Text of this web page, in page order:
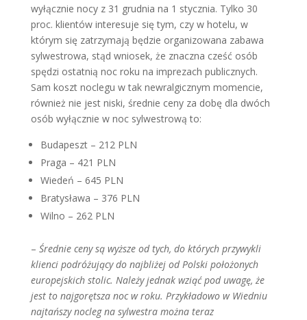
wyłącznie nocy z 31 grudnia na 1 stycznia. Tylko 30
proc. klientów interesuje się tym, czy w hotelu, w
którym się zatrzymają będzie organizowana zabawa
sylwestrowa, stąd wniosek, że znaczna cześć osób
spędzi ostatnią noc roku na imprezach publicznych.
Sam koszt noclegu w tak newralgicznym momencie,
również nie jest niski, średnie ceny za dobę dla dwóch
osób wyłącznie w noc sylwestrową to:
Budapeszt – 212 PLN
Praga – 421 PLN
Wiedeń – 645 PLN
Bratysława – 376 PLN
Wilno – 262 PLN
– Średnie ceny są wyższe od tych, do których przywykli
klienci podróżujący do najbliżej od Polski położonych
europejskich stolic. Należy jednak wziąć pod uwagę, że
jest to najgorętsza noc w roku. Przykładowo w Wiedniu
najtańszy nocleg na sylwestra można teraz